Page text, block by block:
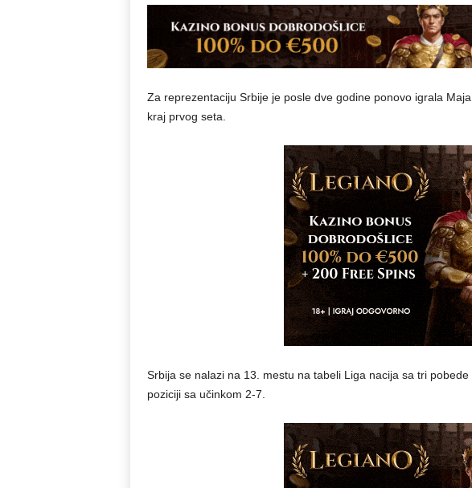
Za reprezentaciju Srbije je posle dve godine ponovo igrala
kraj prvog seta.
Srbija se nalazi na 13. mestu na tabeli Liga nacija sa tri
poziciji sa učinkom 2-7.